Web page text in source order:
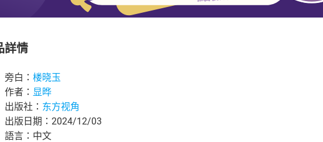
詳情
旁白： 楼晓玉
作者： 显晔
出版社： 东方视角
出版日期：2024/12/03
語言：中文